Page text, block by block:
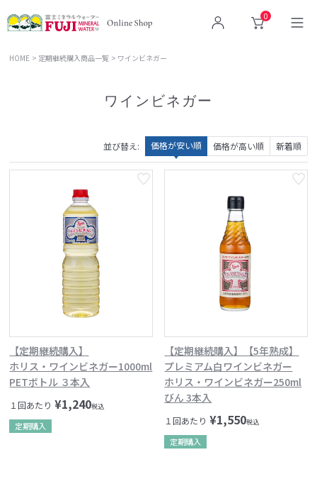
ログイン
0
カート
HOME 定期継続購入商品一覧 ワインビネガー
ワインビネガー
並び替え 価格が安い順 価格が高い順 新着順
【定期継続購入】
ホリス・ワインビネガー1000ml
PETボトル ３本入
１回あたり ¥1,240税込
定期購入
【定期継続購入】【5年熟成】
プレミアム白ワインビネガー
ホリス・ワインビネガー250ml
びん 3本入
１回あたり ¥1,550税込
定期購入